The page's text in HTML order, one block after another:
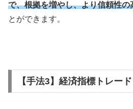
で、根拠を増やし、より信頼性
とができます。
【手法3】経済指標トレード